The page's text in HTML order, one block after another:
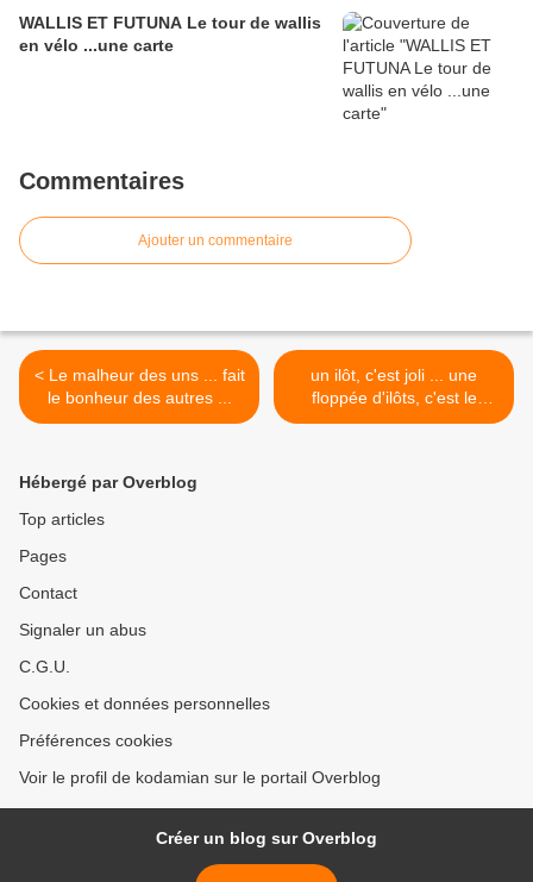
WALLIS ET FUTUNA Le tour de wallis
en vélo ...une carte
Commentaires
Ajouter un commentaire
< Le malheur des uns ... fait
le bonheur des autres ...
un ilôt, c'est joli ... une
floppée d'ilôts, c'est le
paradis ... >
Hébergé par Overblog
Top articles
Pages
Contact
Signaler un abus
C.G.U.
Cookies et données personnelles
Préférences cookies
Voir le profil de kodamian sur le portail Overblog
Créer un blog sur Overblog